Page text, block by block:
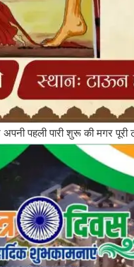
पहली पारी शुरू की मगर